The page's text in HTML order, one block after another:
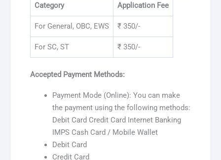
Category Application Fee
For General, OBC, EWS ₹ 350/-
For SC, ST ₹ 350/-
Accepted Payment Methods:
Payment Mode (Online): You can make
the payment using the following methods:
Debit Card Credit Card Internet Banking
IMPS Cash Card / Mobile Wallet
Debit Card
Credit Card